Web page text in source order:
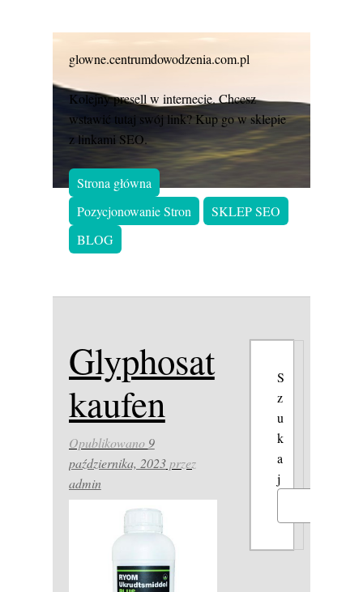
glowne.centrumdowodzenia.com.pl
Kolejny presell w internecie. Chcesz
wstawić tutaj swój link? Kup go w sklepie
z linkami SEO.
Strona główna
Pozycjonowanie Stron
SKLEP SEO
BLOG
Glyphosat
kaufen
Opublikowano 9
października, 2023przez
admin
S
z
u
k
a
j